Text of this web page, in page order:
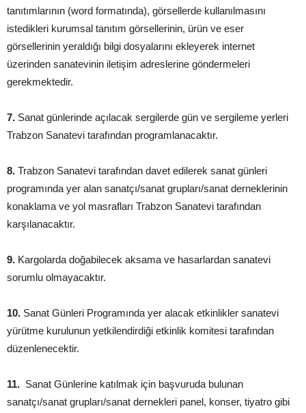
tanıtımlarının (word formatında), görsellerde kullanılmasını
istedikleri kurumsal tanıtım görsellerinin, ürün ve eser
görsellerinin yeraldığı bilgi dosyalarını ekleyerek internet
üzerinden sanatevinin iletişim adreslerine göndermeleri
gerekmektedir.
7. Sanat günlerinde açılacak sergilerde gün ve sergileme yerleri
Trabzon Sanatevi tarafından programlanacaktır.
8. Trabzon Sanatevi tarafından davet edilerek sanat günleri
programında yer alan sanatçı/sanat grupları/sanat derneklerinin
konaklama ve yol masrafları Trabzon Sanatevi tarafından
karşılanacaktır.
9. Kargolarda doğabilecek aksama ve hasarlardan sanatevi
sorumlu olmayacaktır.
10. Sanat Günleri Programında yer alacak etkinlikler sanatevi
yürütme kurulunun yetkilendirdiği etkinlik komitesi tarafından
düzenlenecektir.
11. Sanat Günlerine katılmak için başvuruda bulunan
sanatçı/sanat grupları/sanat dernekleri panel, konser, tiyatro gibi